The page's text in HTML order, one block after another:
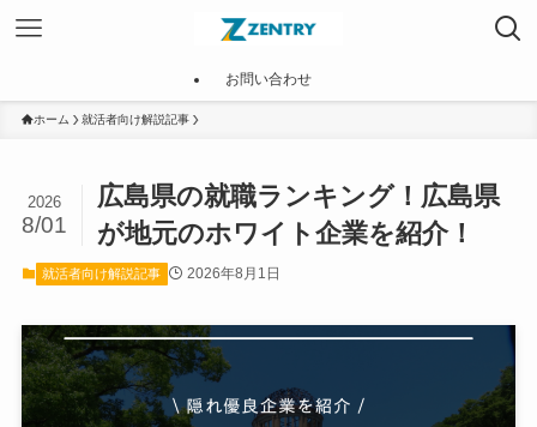
お問い合わせ
ホーム 就活者向け解説記事
広島県の就職ランキング！広島県
が地元のホワイト企業を紹介！
2026
8/01
就活者向け解説記事 2026年8月1日